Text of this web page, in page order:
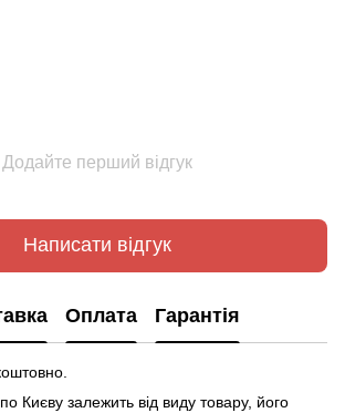
Додайте перший відгук
Написати відгук
Оплата Гарантія
Києву залежить від виду товару, його